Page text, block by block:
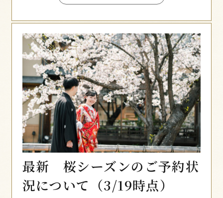
最新 桜シーズンのご予約状
況について（3/19時点）